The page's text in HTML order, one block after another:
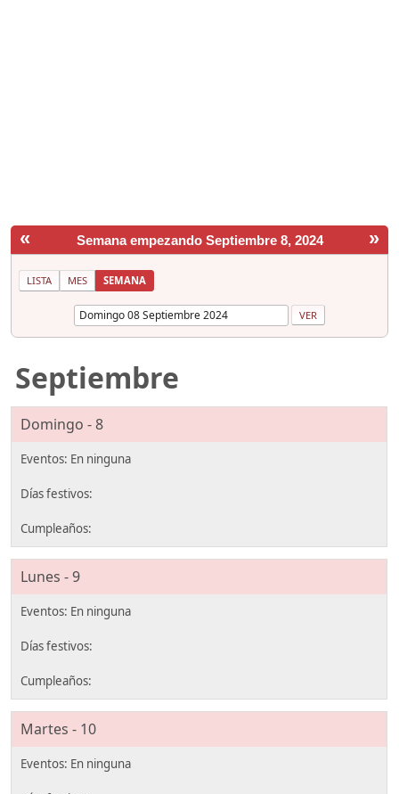
« »
Semana empezando Septiembre 8, 2024
LISTA MES SEMANA
Septiembre
Domingo - 8
Lunes - 9
Martes - 10